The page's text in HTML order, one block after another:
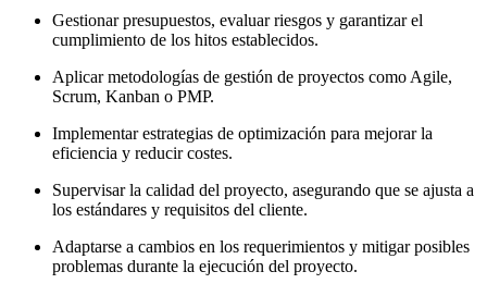
Gestionar presupuestos, evaluar riesgos y garantizar el
cumplimiento de los hitos establecidos.
Aplicar metodologías de gestión de proyectos como Agile,
Scrum, Kanban o PMP.
Implementar estrategias de optimización para mejorar la
eficiencia y reducir costes.
Supervisar la calidad del proyecto, asegurando que se ajusta a
los estándares y requisitos del cliente.
Adaptarse a cambios en los requerimientos y mitigar posibles
problemas durante la ejecución del proyecto.